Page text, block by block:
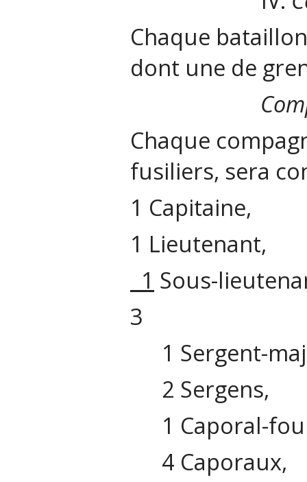
Chaque
dont une de
Chaque
fusiliers, sera
1 Capitaine,
1 Lieutenant,
1 Sous-
3
1 Sergent-
2 Sergens,
1 Caporal-
4 Caporaux,